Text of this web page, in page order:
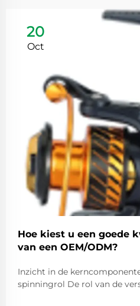
20
Oct
Hoe kiest u een goede
van een OEM/ODM?
Inzicht in de
spinningrol De rol van de